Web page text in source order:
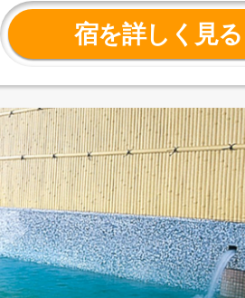
宿を詳しく見る